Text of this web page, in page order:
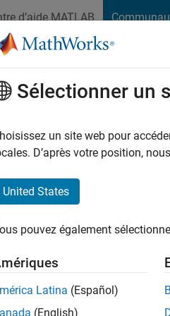
d’aide MATLAB
File Exchange Cody
Last seen: Today|
Followers:0
Sélectionner un
un site web pour
D’après votre position,
United States
pouvez également
Latina (Español)
(English)